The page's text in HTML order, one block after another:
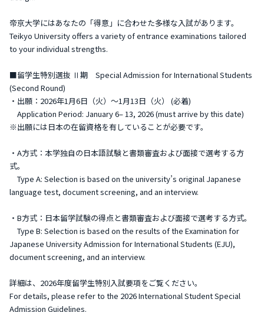
帝京大学にはあなたの「得意」に合わせた多様な入試があります。
Teikyo University offers a variety of entrance examinations tailored
to your individual strengths.
■留学生特別選抜 Ⅱ期 Special Admission for International Students
(Second Round)
・出願：2026年1月6日（火）～1月13日（火） (必着)
Application Period: January 6– 13, 2026 (must arrive by this date)
※出願には日本の在留資格を有していることが必要です。
・A方式：本学独自の日本語試験と書類審査および面接で選考する方
式。
Type A: Selection is based on the university’s original Japanese
language test, document screening, and an interview.
・B方式：日本留学試験の得点と書類審査および面接で選考する方式。
Type B: Selection is based on the results of the Examination for
Japanese University Admission for International Students (EJU),
document screening, and an interview.
詳細は、2026年度留学生特別入試要項をご覧ください。
For details, please refer to the 2026 International Student Special
Admission Guidelines.